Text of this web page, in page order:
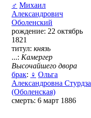
♂ Михаил
Александрович
Оболенский
рождение: 22 октябрь
1821
титул: князь
...: Камергер
Высочайшего двора
брак: ♀ Ольга
Александровна Стурдза
(Оболенская)
смерть: 6 март 1886